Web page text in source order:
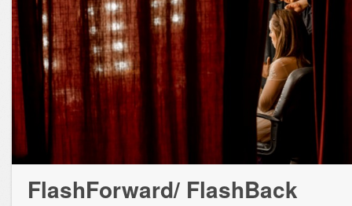
FlashForward/ FlashBack